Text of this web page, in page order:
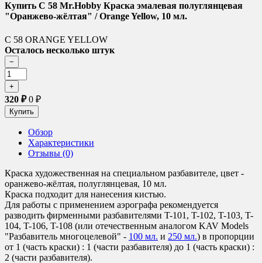
Купить C 58 Mr.Hobby Краска эмалевая полуглянцевая
"Оранжево-жёлтая" / Orange Yellow, 10 мл.
C 58 ORANGE YELLOW
Осталось несколько штук
320 ₽0 ₽
Обзор
Характеристики
Отзывы (0)
Краска художественная на специальном разбавителе, цвет -
оранжево-жёлтая, полуглянцевая, 10 мл.
Краска подходит для нанесения кистью.
Для работы с применением аэрографа рекомендуется
разводить фирменными разбавителями T-101, T-102, T-103, T-
104, T-106, T-108 (или отечественным аналогом KAV Models
"Разбавитель многоцелевой" - 100 мл. и 250 мл.) в пропорции
от 1 (часть краски) : 1 (части разбавителя) до 1 (часть краски) :
2 (части разбавителя).